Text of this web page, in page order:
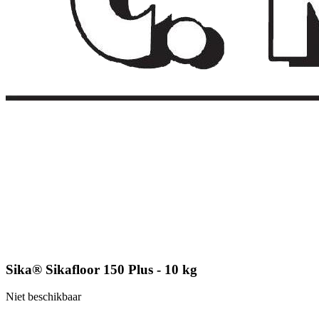
Sika® Sikafloor 150 Plus - 10 kg
Niet beschikbaar